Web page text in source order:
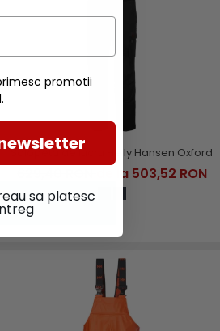
Salopeta de lucru Helly Hansen Oxford
de la 503,52 RON
promotii
sa platesc